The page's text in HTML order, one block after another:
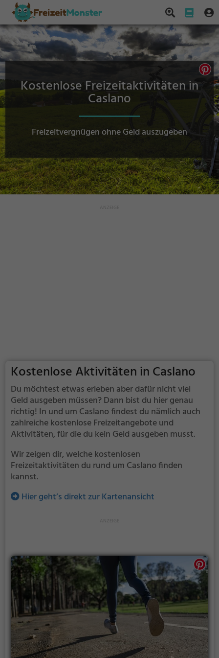
Kostenlose Freizeitaktivitäten in
Caslano
Freizeitvergnügen ohne Geld auszugeben
Kostenlose Aktivitäten in Caslano
Du möchtest etwas erleben aber dafür nicht viel
Geld ausgeben müssen? Dann bist du hier genau
richtig! In und um Caslano findest du nämlich auch
zahlreiche kostenlose Freizeitangebote und
Aktivitäten, für die du kein Geld ausgeben musst.
Wir zeigen dir, welche kostenlosen
Freizeitaktivitäten du rund um Caslano finden
kannst.
Hier geht’s direkt zur Kartenansicht